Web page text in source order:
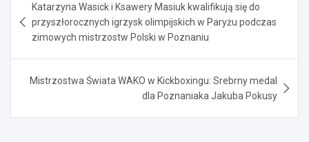
wpisu
Katarzyna Wasick i Ksawery Masiuk kwalifikują się do
przyszłorocznych igrzysk olimpijskich w Paryżu podczas
zimowych mistrzostw Polski w Poznaniu
Mistrzostwa Świata WAKO w Kickboxingu: Srebrny medal
dla Poznaniaka Jakuba Pokusy